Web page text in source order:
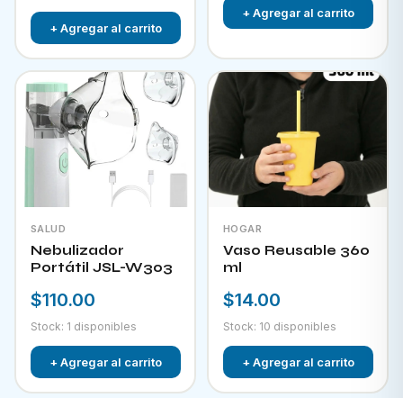
+ Agregar al carrito
+ Agregar al carrito
SALUD
Nebulizador
Portátil JSL-W303
$110.00
Stock: 1 disponibles
+ Agregar al carrito
HOGAR
Vaso Reusable 360
ml
$14.00
Stock: 10 disponibles
+ Agregar al carrito